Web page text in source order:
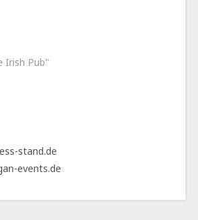
Irish Pub"
stand.de
events.de